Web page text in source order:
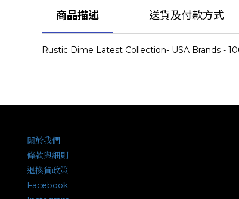
商品描述 送貨及付款方式
Rustic Dime Latest Collection- USA Brands -
關於我們
條款與細則
退換貨政策
Facebook